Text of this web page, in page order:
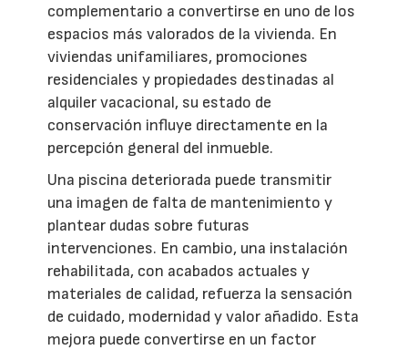
complementario a convertirse en uno de los
espacios más valorados de la vivienda. En
viviendas unifamiliares, promociones
residenciales y propiedades destinadas al
alquiler vacacional, su estado de
conservación influye directamente en la
percepción general del inmueble.
Una piscina deteriorada puede transmitir
una imagen de falta de mantenimiento y
plantear dudas sobre futuras
intervenciones. En cambio, una instalación
rehabilitada, con acabados actuales y
materiales de calidad, refuerza la sensación
de cuidado, modernidad y valor añadido. Esta
mejora puede convertirse en un factor